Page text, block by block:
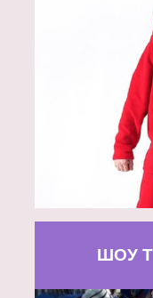
ШОУ